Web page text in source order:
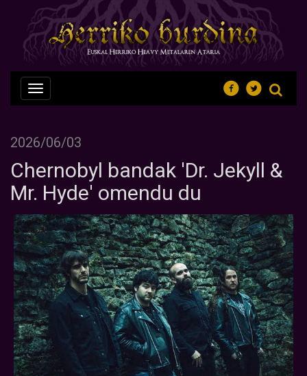
Nabegazioa
ireki
2026/06/03
Chernobyl bandak 'Dr. Jekyll &
Mr. Hyde' omendu du